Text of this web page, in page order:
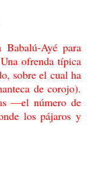
Babalú-Ayé para
ofrenda típica
sobre el cual ha
de corojo).
—el número de
los pájaros y